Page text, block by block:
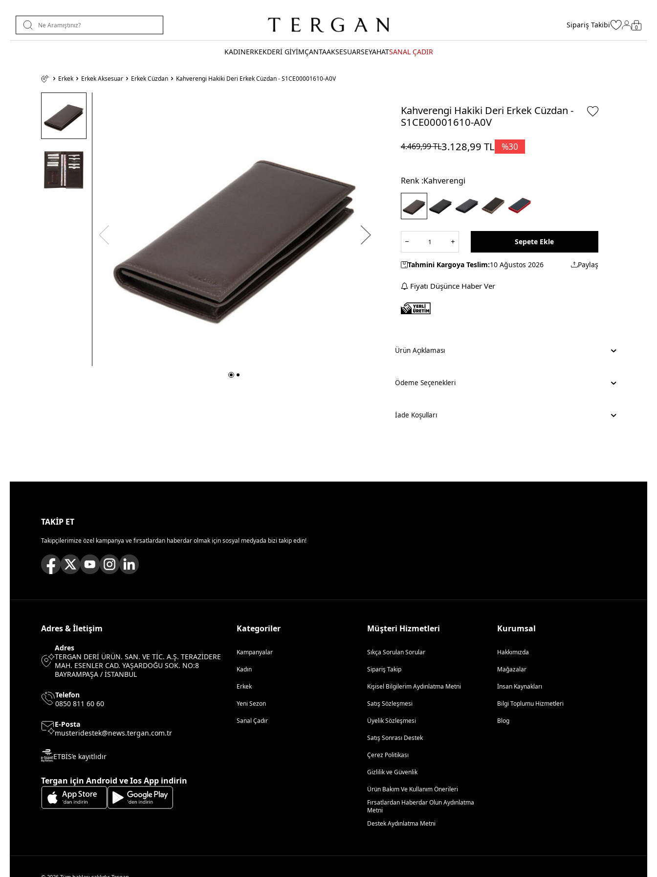
Sipariş Takibi 0
KADINERKEKDERİ GİYİMÇANTAAKSESUARSEYAHATSANAL ÇADIR
Erkek Erkek Aksesuar Erkek Cüzdan Kahverengi Hakiki Deri Erkek Cüzdan - S1CE00001610-A0V
Kahverengi Hakiki Deri Erkek Cüzdan -
S1CE00001610-A0V
4.469,99TL3.128,99 TL %30
Renk :Kahverengi
Sepete Ekle
Tahmini Kargoya Teslim:10 Ağustos 2026 Paylaş
Fiyatı Düşünce Haber Ver
Ürün Açıklaması
Ödeme Seçenekleri
İade Koşulları
TAKİP ET
Takipçilerimize özel kampanya ve fırsatlardan haberdar olmak için sosyal medyada bizi takip edin!
Adres & İletişim
Adres
TERGAN DERİ ÜRÜN. SAN. VE TİC. A.Ş. TERAZİDERE
MAH. ESENLER CAD. YAŞARDOĞU SOK. NO:8
BAYRAMPAŞA / İSTANBUL
Telefon
0850 811 60 60
E-Posta
musteridestek@news.tergan.com.tr
ETBİS’e kayıtlıdır
Tergan için Android ve Ios App indirin
Kategoriler
Kampanyalar
Kadın
Erkek
Yeni Sezon
Sanal Çadır
Müşteri Hizmetleri
Sıkça Sorulan Sorular
Sipariş Takip
Kişisel Bilgilerim Aydınlatma Metni
Satış Sözleşmesi
Üyelik Sözleşmesi
Satış Sonrası Destek
Çerez Politikası
Gizlilik ve Güvenlik
Ürün Bakım Ve Kullanım Önerileri
Fırsatlardan Haberdar Olun Aydınlatma
Metni
Destek Aydınlatma Metni
Kurumsal
Hakkımızda
Mağazalar
İnsan Kaynakları
Bilgi Toplumu Hizmetleri
Blog